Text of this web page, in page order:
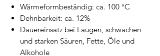
Wärmeformbeständig: ca. 100 °C
Dehnbarkeit: ca. 12%
Dauereinsatz bei Laugen, schwachen
und starken Säuren, Fette, Öle und
Alkohole